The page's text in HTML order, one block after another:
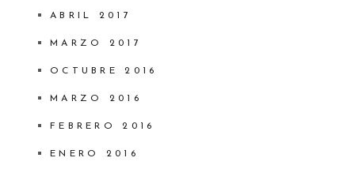
ABRIL 2017
MARZO 2017
OCTUBRE 2016
MARZO 2016
FEBRERO 2016
ENERO 2016